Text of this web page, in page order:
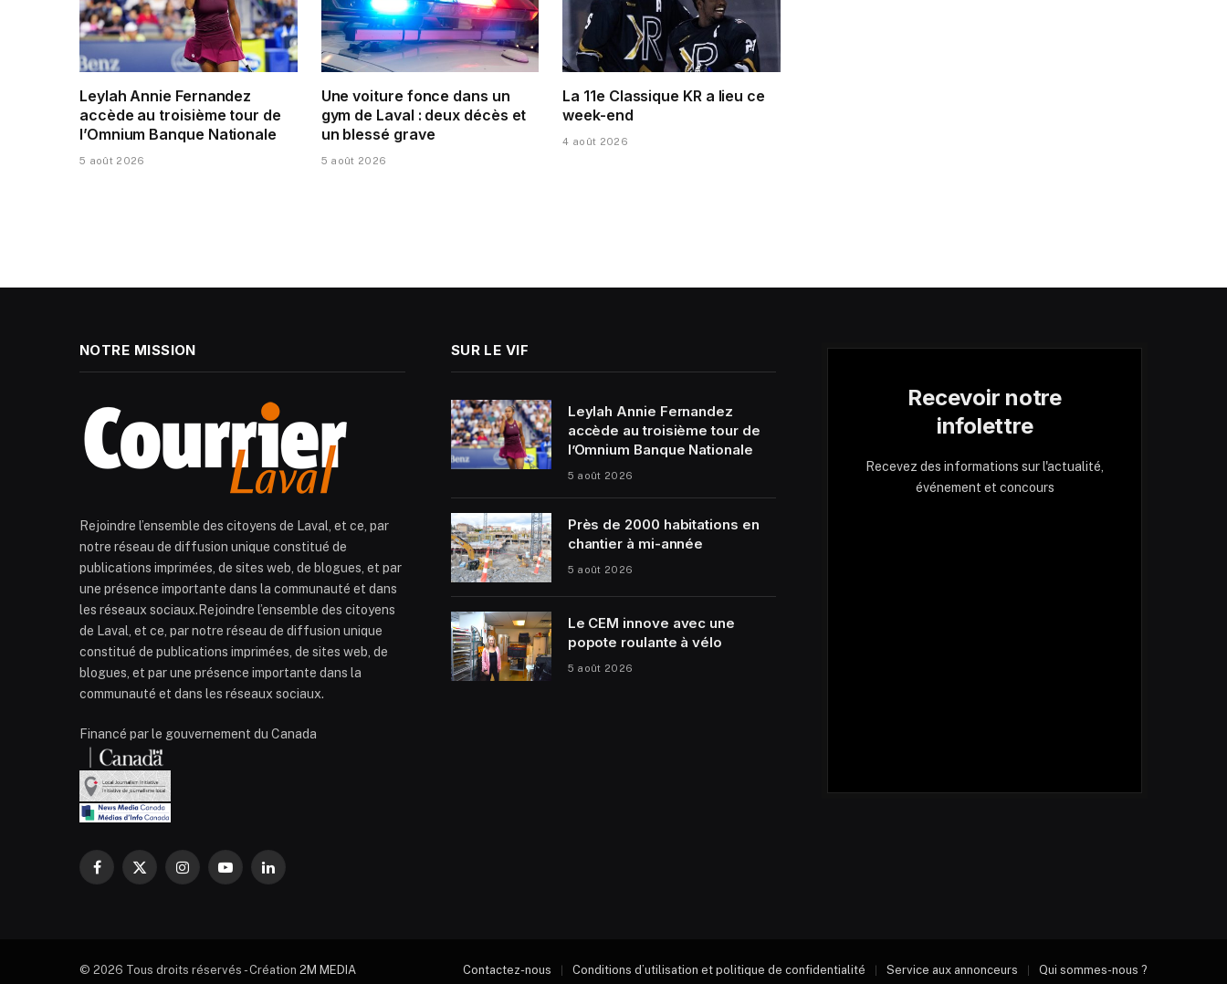
Leylah Annie Fernandez
accède au troisième tour de
l’Omnium Banque Nationale
5 août 2026
Une voiture fonce dans un
gym de Laval : deux décès et
un blessé grave
5 août 2026
La 11e Classique KR a lieu ce
week-end
4 août 2026
NOTRE MISSION
Rejoindre l’ensemble des citoyens de Laval, et ce, par
notre réseau de diffusion unique constitué de
publications imprimées, de sites web, de blogues, et par
une présence importante dans la communauté et dans
les réseaux sociaux.Rejoindre l’ensemble des citoyens
de Laval, et ce, par notre réseau de diffusion unique
constitué de publications imprimées, de sites web, de
blogues, et par une présence importante dans la
communauté et dans les réseaux sociaux.
Financé par le gouvernement du Canada
Facebook
X
InstagramYouTubeLinkedIn
SUR LE VIF
Leylah Annie Fernandez
accède au troisième tour de
l’Omnium Banque Nationale
5 août 2026
Près de 2000 habitations en
chantier à mi-année
5 août 2026
Le CEM innove avec une
popote roulante à vélo
5 août 2026
Recevoir notre
infolettre
Recevez des informations sur l'actualité,
événement et concours
© 2026 Tous droits réservés - Création 2M MEDIA Contactez-nous Conditions d’utilisation et politique de confidentialité Service aux annonceurs Qui sommes-nous ?